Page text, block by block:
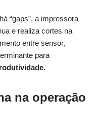
“gaps”, a impressora
e realiza cortes na
entre sensor,
para
.
na operação